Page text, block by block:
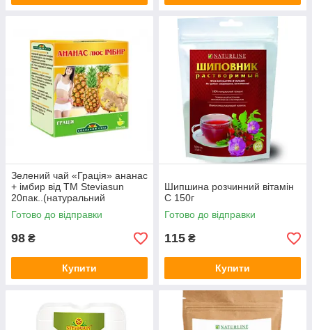
Зелений чай «Грація» ананас
+ імбир від ТМ Steviasun
20пак..(натуральний
цукрозамінник)
Готово до відправки
98 ₴
Купити
Шипшина розчинний вітамін
С 150г
Готово до відправки
115 ₴
Купити